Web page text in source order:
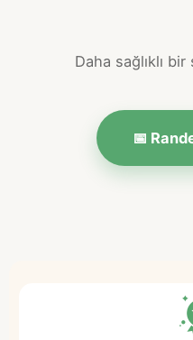
Daha sağlıklı
📅